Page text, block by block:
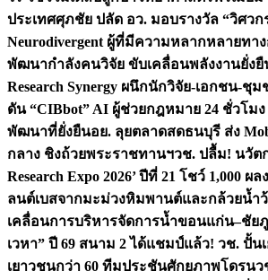
ประเทศศุภชัย ปลัด อว. มอบรางวัล “วิศว
Neurodivergent ผู้ที่มีความหลากหลายทา
พัฒนากำลังคนวิจัย ขับเคลื่อนพลังงานยั่งยื
Research Synergy ผนึกนักวิจัย-เอกชน-ชุ
ดัน “CIBbot” AI ผู้ช่วยกฎหมาย 24 ชั่วโ
พัฒนาที่ยั่งยืนอย. ลุยตลาดสดธนบุรี ส่ง
กลาง ชิงถ้วยพระราชทานฯวช. ปลื้ม! นวัต
Research Expo 2026’ ปีที่ 21 โชว์ 1,000
ลนต์เบสจากมะม่วงหิมพานต์และกล้วยน้ำ
เคลื่อนการบริหารจัดการน้ำขอนแก่น–ชัย
เวหา” ปี 69 สนาม 2 ได้แชมป์แล้ว! วช. ปั้
เยาวชนกว่า 60 ทีมประชันศักยภาพโดรนว